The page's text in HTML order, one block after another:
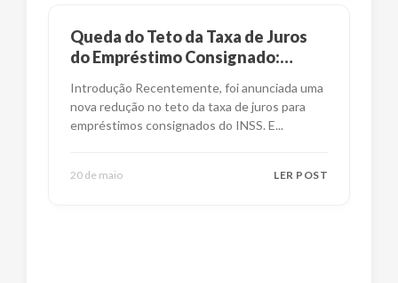
Queda do Teto da Taxa de Juros
do Empréstimo Consignado:
Introdução Recentemente, foi anunciada uma
nova redução no teto da taxa de juros para
empréstimos consignados do INSS. E...
20 de maio LER POST